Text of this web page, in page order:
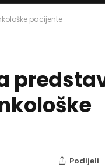
pacijente
Podijeli